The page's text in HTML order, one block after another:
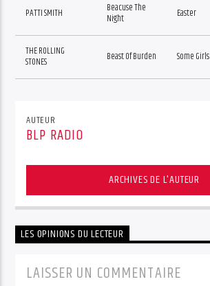
PATTI SMITH
Beacuse The
Night
Easter
THE ROLLING
STONES
Beast Of Burden Some Girls
AUTEUR
BLP RADIO
ARCHIVES DE L'AUTEUR
LES OPINIONS DU LECTEUR
LAISSER UN COMMENTAIRE